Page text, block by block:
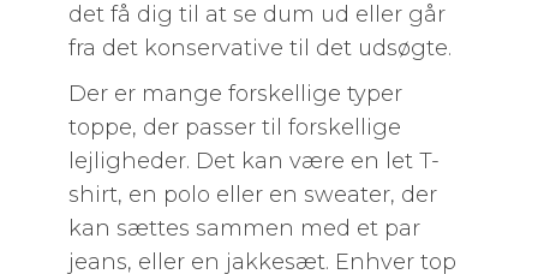
det få dig til at se dum ud eller går
fra det konservative til det udsøgte.
Der er mange forskellige typer
toppe, der passer til forskellige
lejligheder. Det kan være en let T-
shirt, en polo eller en sweater, der
kan sættes sammen med et par
jeans, eller en jakkesæt. Enhver top